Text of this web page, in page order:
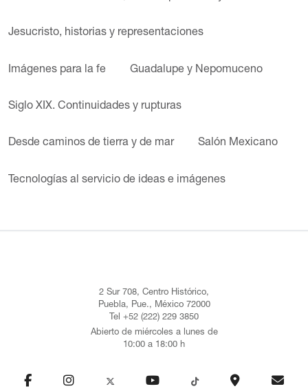
Jesucristo, historias y representaciones
Imágenes para la fe Guadalupe y Nepomuceno
Siglo XIX. Continuidades y rupturas
Desde caminos de tierra y de mar Salón Mexicano
Tecnologías al servicio de ideas e imágenes
2 Sur 708, Centro Histórico,
Puebla, Pue., México 72000
Tel +52 (222) 229 3850
Abierto de miércoles a lunes de
10:00 a 18:00 h